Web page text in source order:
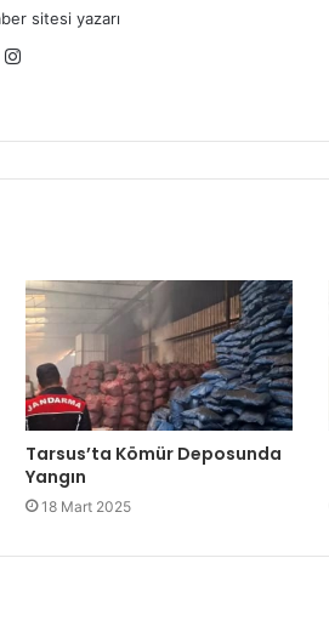
sitesi yazarı
Instagram
Tarsus’ta Kömür Deposunda
Yangın
18 Mart 2025